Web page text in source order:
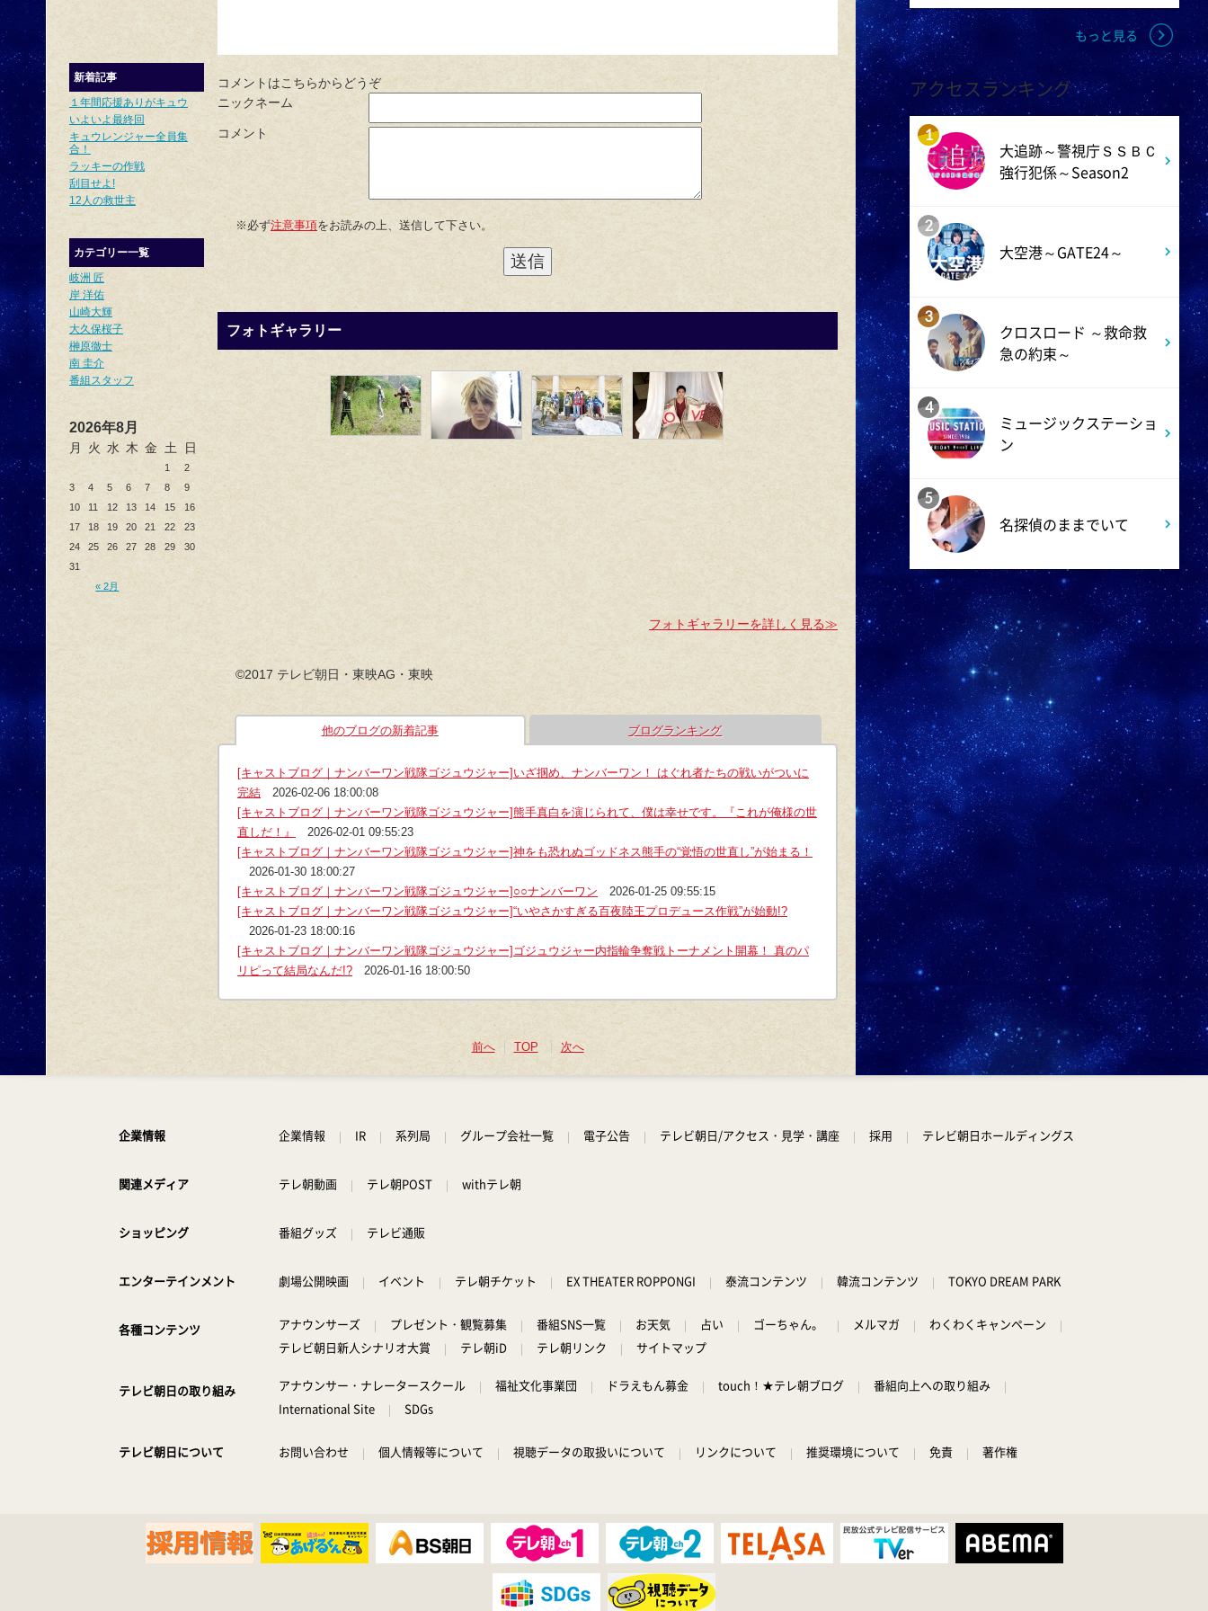
新着記事
１年間応援ありがキュウ
いよいよ最終回
キュウレンジャー全員集
合！
ラッキーの作戦
刮目せよ!
12人の救世主
カテゴリー一覧
岐洲 匠
岸 洋佑
山崎大輝
大久保桜子
榊原徹士
南 圭介
番組スタッフ
2026年8月
月 火 水 木 金 土 日
1
2
3
4 5 6 7 8
9
10
11 12 13 14 15
16
17
18 19 20 21 22
23
24
25 26 27 28 29
30
31
« 2月
コメントはこちらからどうぞ
ニックネーム
コメント
※必ず注意事項をお読みの上、送信して下さい。
フォトギャラリー
フォトギャラリーを詳しく見る≫
©2017 テレビ朝日・東映AG・東映
他のブログの新着記事 ブログランキング
[キャストブログ｜ナンバーワン戦隊ゴジュウジャー]いざ掴め、ナンバーワン！ はぐれ者たちの戦いがついに
完結
2026-02-06 18:00:08
[キャストブログ｜ナンバーワン戦隊ゴジュウジャー]熊手真白を演じられて、僕は幸せです。『これが俺様の世
直しだ！』
2026-02-01 09:55:23
[キャストブログ｜ナンバーワン戦隊ゴジュウジャー]神をも恐れぬゴッドネス熊手の“覚悟の世直し”が始まる！
2026-01-30 18:00:27
[キャストブログ｜ナンバーワン戦隊ゴジュウジャー]○○ナンバーワン
2026-01-25 09:55:15
[キャストブログ｜ナンバーワン戦隊ゴジュウジャー]“いやさかすぎる百夜陸王プロデュース作戦”が始動!?
2026-01-23 18:00:16
[キャストブログ｜ナンバーワン戦隊ゴジュウジャー]ゴジュウジャー内指輪争奪戦トーナメント開幕！ 真のパ
リピって結局なんだ!?
2026-01-16 18:00:50
前へ TOP 次へ
大空港～GATE24～ #2
午後 2:53
科捜研の女11 #10
相棒20 #5
スーパーJチャンネル 井澤健
太朗と森山みなみが<ニュース
よる 7:00
ー? 2時間SP
よる 9:00
大空港～GATE24～ #3
よる 9:54
報道ステーション
よる 11:10
熱闘甲子園 涙は、強さにな
る。
And One
よる 11:45
アメトーーク! CLUB配信で見
られる懐かし回&傑作回
見取り図じゃん
ラウンジ」に潜入調査!
テレ朝サマフェスナビ
深夜 1:52
深夜 1:57
もっと見る
アクセスランキング
1
大追跡～警視庁ＳＳＢＣ
強行犯係～Season2
2
大空港～GATE24～
3
クロスロード ～救命救
急の約束～
4
ミュージックステーショ
ン
5
名探偵のままでいて
企業情報 企業情報 IR 系列局 グループ会社一覧 電子公告 テレビ朝日/アクセス・見学・講座 採用 テレビ朝日ホールディングス
関連メディア テレ朝動画 テレ朝POST withテレ朝
ショッピング 番組グッズ テレビ通販
エンターテインメント 劇場公開映画 イベント テレ朝チケット EX THEATER ROPPONGI 泰流コンテンツ 韓流コンテンツ TOKYO DREAM PARK
各種コンテンツ アナウンサーズ プレゼント・観覧募集 番組SNS一覧 お天気 占い ゴーちゃん。 メルマガ
わくわくキャンペーン
テレビ朝日新人シナリオ大賞
テレ朝iD テレ朝リンク サイトマップ
テレビ朝日の取り組み アナウンサー・ナレータースクール 福祉文化事業団 ドラえもん募金 touch！★テレ朝ブログ
番組向上への取り組み
International Site
SDGs
テレビ朝日について お問い合わせ 個人情報等について 視聴データの取扱いについて リンクについて 推奨環境について 免責 著作権